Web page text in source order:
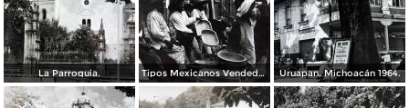
La Parroquia. Tipos Mexicanos Vendedores de vandejas. Uruapan, Michoacán 1964.